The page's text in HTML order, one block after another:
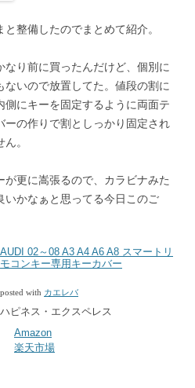
整備したのでまとめて紹介。
なり前に買ったんだけど、個別に
いので放置してた。値段の割に
にキーを固定するように両面テ
ーの作りで割としっかり固定され
。
更に嵩張るので、カラビナみた
いかなぁと思ってる今日このご
AUDI 02～08 A3 A4 A6 A8 スマートリ
モコンキー専用キーカバー
posted with カエレバ
ハピネス・エクスペレス
Amazon
楽天市場